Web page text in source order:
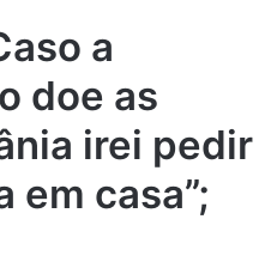
a
doe as
irei pedir
em casa”;